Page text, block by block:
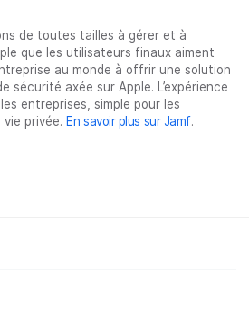
de toutes tailles à gérer et à
que les utilisateurs finaux aiment
au monde à offrir une solution
sécurité axée sur Apple. L’expérience
entreprises, simple pour les
privée. En savoir plus sur Jamf.